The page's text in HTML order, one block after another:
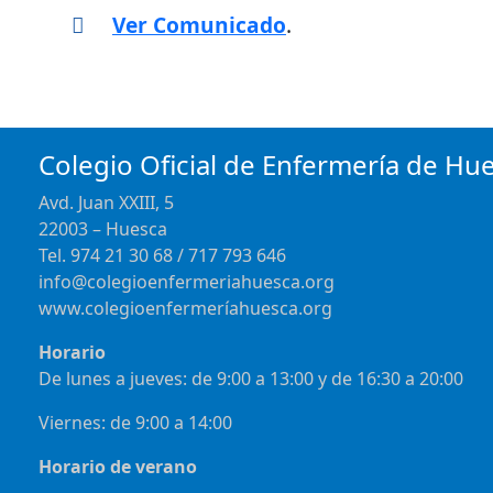
Ver Comunicado.
Colegio Oficial de Enfermería de
Avd. Juan XXIII, 5
22003 – Huesca
Tel. 974 21 30 68 / 717 793 646
info@colegioenfermeriahuesca.org
www.colegioenfermeríahuesca.org
Horario
De lunes a jueves: de 9:00 a 13:00 y de 16:30 a 20:00
Viernes: de 9:00 a 14:00
Horario de verano